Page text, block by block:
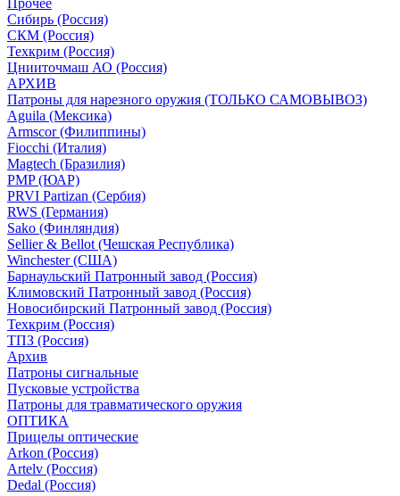
Прочее
Сибирь (Россия)
СКМ (Россия)
Техкрим (Россия)
Цнииточмаш АО (Россия)
АРХИВ
Патроны для нарезного оружия (ТОЛЬКО САМОВЫВОЗ)
Aguila (Мексика)
Armscor (Филиппины)
Fiocchi (Италия)
Magtech (Бразилия)
PMP (ЮАР)
PRVI Partizan (Сербия)
RWS (Германия)
Sako (Финляндия)
Sellier & Bellot (Чешская Республика)
Winchester (США)
Барнаульский Патронный завод (Россия)
Климовский Патронный завод (Россия)
Новосибирский Патронный завод (Россия)
Техкрим (Россия)
ТПЗ (Россия)
Архив
Патроны сигнальные
Пусковые устройства
Патроны для травматического оружия
ОПТИКА
Прицелы оптические
Arkon (Россия)
Artelv (Россия)
Dedal (Россия)